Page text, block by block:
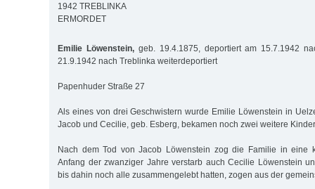
1942 TREBLINKA
ERMORDET
Emilie Löwenstein,geb. 19.4.1875, deportiert am 15.7.1942
21.9.1942 nach Treblinka weiterdeportiert
Papenhuder Straße 27
Als eines von drei Geschwistern wurde Emilie Löwenstein in
Ja­cob und Cecilie, geb. Esberg, bekamen noch zwei weitere
Nach dem Tod von Jacob Löwenstein zog die Familie in eine
Anfang der zwanziger Jahre verstarb auch Cecilie Löwenstein
bis dahin noch alle zusammengelebt hatten, zogen aus der